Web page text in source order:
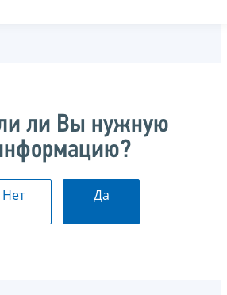
ли Вы нужную
Нет Да